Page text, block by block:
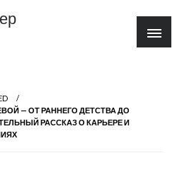
— ОТ РАННЕГО ДЕТСТВА ДО
РАССКАЗ О КАРЬЕРЕ И